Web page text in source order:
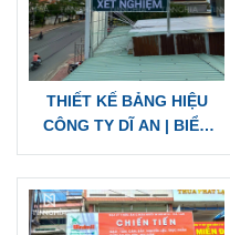
THIẾT KẾ BẢNG HIỆU
CÔNG TY DĨ AN | BIỂN
INOX CÁC LOẠI